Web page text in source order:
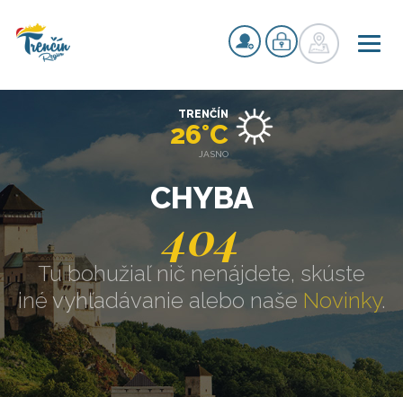
CHYBA
404
Tu bohužiaľ nič nenájdete, skúste
iné vyhľadávanie alebo naše Novinky.
TRENČÍN
26°C
JASNO